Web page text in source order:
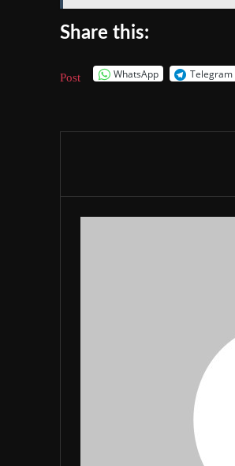
Share this:
Post WhatsApp Telegram